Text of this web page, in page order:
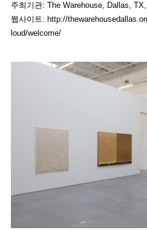
주최기관: The Warehouse, Dallas,
웹사이트: http://
loud/welcome/